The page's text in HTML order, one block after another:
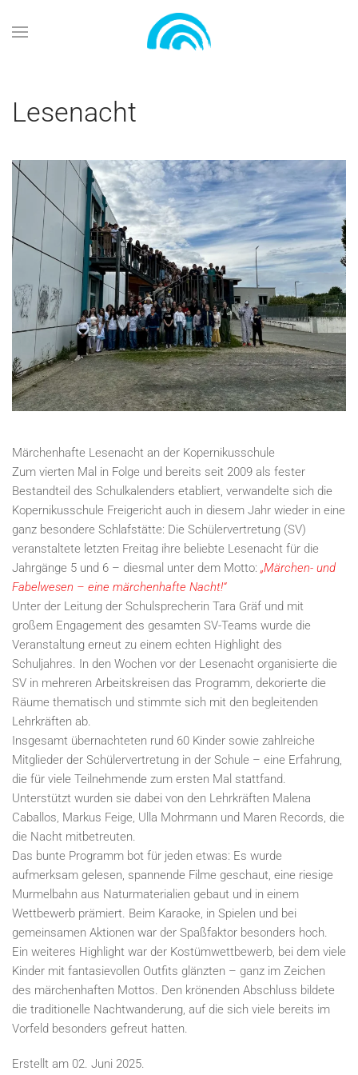
Zum Hauptinhalt springen
Lesenacht
Märchenhafte Lesenacht an der Kopernikusschule
Zum vierten Mal in Folge und bereits seit 2009 als fester
Bestandteil des Schulkalenders etabliert, verwandelte sich die
Kopernikusschule Freigericht auch in diesem Jahr wieder in eine
ganz besondere Schlafstätte: Die Schülervertretung (SV)
veranstaltete letzten Freitag ihre beliebte Lesenacht für die
Jahrgänge 5 und 6 – diesmal unter dem Motto: „Märchen- und
Fabelwesen – eine märchenhafte Nacht!“
Unter der Leitung der Schulsprecherin Tara Gräf und mit
großem Engagement des gesamten SV-Teams wurde die
Veranstaltung erneut zu einem echten Highlight des
Schuljahres. In den Wochen vor der Lesenacht organisierte die
SV in mehreren Arbeitskreisen das Programm, dekorierte die
Räume thematisch und stimmte sich mit den begleitenden
Lehrkräften ab.
Insgesamt übernachteten rund 60 Kinder sowie zahlreiche
Mitglieder der Schülervertretung in der Schule – eine Erfahrung,
die für viele Teilnehmende zum ersten Mal stattfand.
Unterstützt wurden sie dabei von den Lehrkräften Malena
Caballos, Markus Feige, Ulla Mohrmann und Maren Records, die
die Nacht mitbetreuten.
Das bunte Programm bot für jeden etwas: Es wurde
aufmerksam gelesen, spannende Filme geschaut, eine riesige
Murmelbahn aus Naturmaterialien gebaut und in einem
Wettbewerb prämiert. Beim Karaoke, in Spielen und bei
gemeinsamen Aktionen war der Spaßfaktor besonders hoch.
Ein weiteres Highlight war der Kostümwettbewerb, bei dem viele
Kinder mit fantasievollen Outfits glänzten – ganz im Zeichen
des märchenhaften Mottos. Den krönenden Abschluss bildete
die traditionelle Nachtwanderung, auf die sich viele bereits im
Vorfeld besonders gefreut hatten.
Erstellt am 02. Juni 2025